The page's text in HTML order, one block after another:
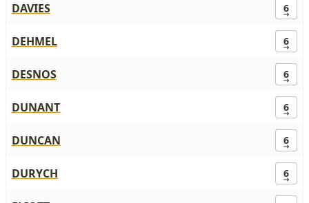
DAVIES 6
DEHMEL 6
DESNOS 6
DUNANT 6
DUNCAN 6
DURYCH 6